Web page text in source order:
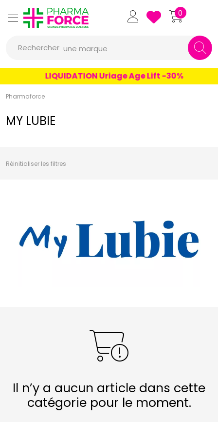
Pharmaforce Grande Pharmacie
0
Rechercher
un conseil
un produit
une marque
LIQUIDATION Uriage Age Lift -30%
Pharmaforce
MY LUBIE
Réinitialiser les filtres
Il n’y a aucun article dans cette
catégorie pour le moment.